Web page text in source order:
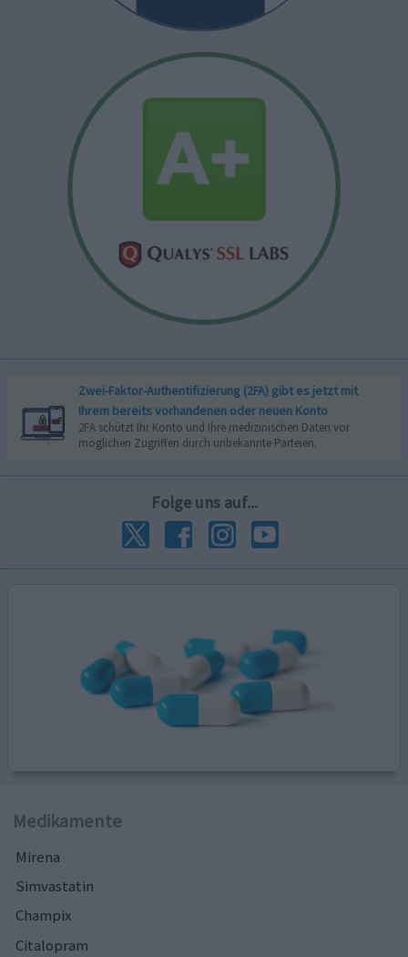
Zwei-Faktor-Authentifizierung (2FA) gibt es jetzt mit
Ihrem bereits vorhandenen oder neuen Konto
2FA schützt Ihr Konto und Ihre medizinischen Daten vor
möglichen Zugriffen durch unbekannte Parteien.
Folge uns auf...
Medikamente
Mirena
Simvastatin
Champix
Citalopram